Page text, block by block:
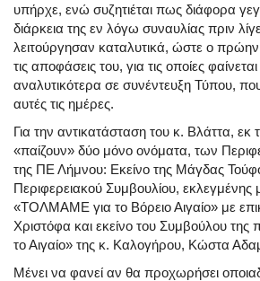
υπήρχε, ενώ συζητιέται πως διάφορα
διάρκεια της εν λόγω συναυλίας πριν
λειτούργησαν καταλυτικά, ώστε ο
τις αποφάσεις του, για τις οποίες
αναλυτικότερα σε συνέντευξη Τύπου,
αυτές τις ημέρες.
Για την αντικατάσταση του κ. Βλάττα,
«παίζουν» δύο μόνο ονόματα, των
της ΠΕ Λήμνου: Εκείνο της Μάγδας
Περιφερειακού Συμβουλίου,
«ΤΟΛΜΑΜΕ για το Βόρειο Αιγαίο» με
Χριστόφα και εκείνο του Συμβούλου της
το Αιγαίο» της κ. Καλογήρου, Κώστα
Μένει να φανεί αν θα προχωρήσει